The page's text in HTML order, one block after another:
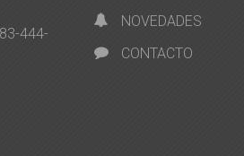
444-
NOVEDADES
CONTACTO